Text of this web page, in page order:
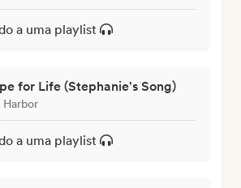
a uma playlist
for Life (Stephanie's Song)
Harbor
a uma playlist